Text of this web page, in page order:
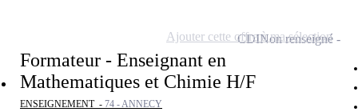
Formateur - Enseignant en
Mathematiques et Chimie H/F
ENSEIGNEMENT - 74 - ANNECY
CDINon renseigné
Ajouter cette offre à ma sélection